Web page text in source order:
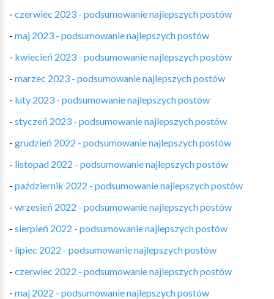
- czerwiec 2023 - podsumowanie najlepszych postów
- maj 2023 - podsumowanie najlepszych postów
- kwiecień 2023 - podsumowanie najlepszych postów
- marzec 2023 - podsumowanie najlepszych postów
- luty 2023 - podsumowanie najlepszych postów
- styczeń 2023 - podsumowanie najlepszych postów
- grudzień 2022 - podsumowanie najlepszych postów
- listopad 2022 - podsumowanie najlepszych postów
- październik 2022 - podsumowanie najlepszych postów
- wrzesień 2022 - podsumowanie najlepszych postów
- sierpień 2022 - podsumowanie najlepszych postów
- lipiec 2022 - podsumowanie najlepszych postów
- czerwiec 2022 - podsumowanie najlepszych postów
- maj 2022 - podsumowanie najlepszych postów